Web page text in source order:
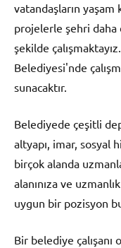
vatandaşların
projelerle şehri
şekilde
Belediyesi'nde
sunacaktır.
Belediyede çeşitli
altyapı, imar, sosyal
birçok alanda
alanınıza ve
uygun bir pozisyon
Bir belediye